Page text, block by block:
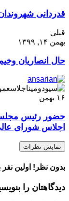
قدردانی
قبلی
بهمن ۱۴, ۱۳۹۹
حال انصاریان
۱۶ بهمن
حضور رئیس
اجلاس شورای
نمایش نظرات
بدون نظر! اولین نفر
دیدگاهتان را